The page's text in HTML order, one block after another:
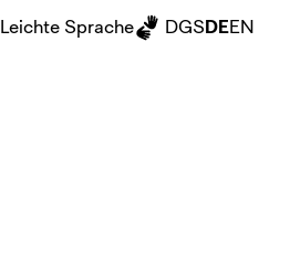
Leichte Sprache DGSDEEN